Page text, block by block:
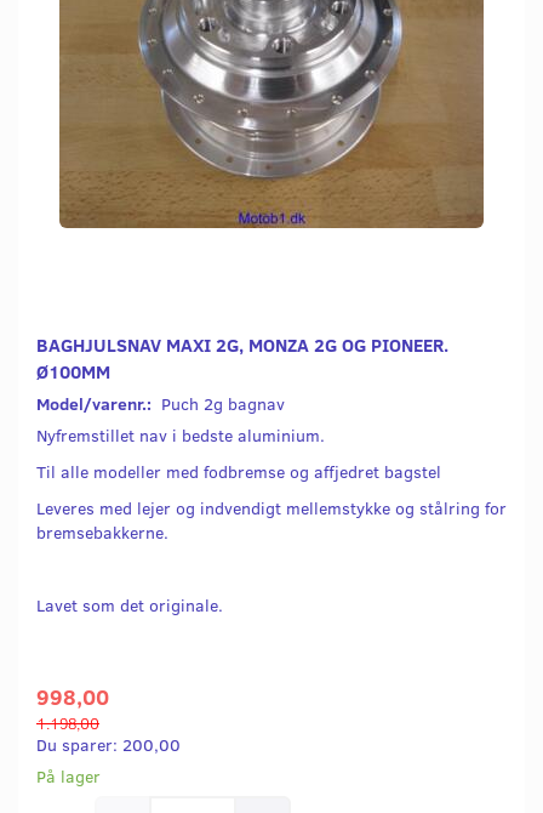
BAGHJULSNAV MAXI 2G, MONZA 2G OG PIONEER.
Ø100MM
Model/varenr.: Puch 2g bagnav
Nyfremstillet nav i bedste aluminium.
Til alle modeller med fodbremse og affjedret bagstel
Leveres med lejer og indvendigt mellemstykke og stålring for
bremsebakkerne.
Lavet som det originale.
998,00
1.198,00
Du sparer: 200,00
På lager